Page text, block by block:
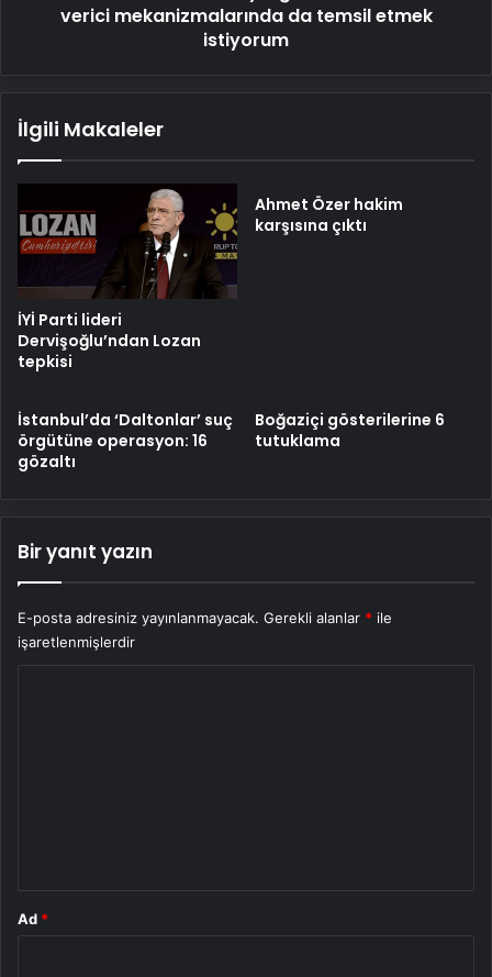
verici mekanizmalarında da temsil etmek
istiyorum
İlgili Makaleler
İYİ Parti lideri
Dervişoğlu’ndan Lozan
tepkisi
Ahmet Özer hakim
karşısına çıktı
İstanbul’da ‘Daltonlar’ suç
örgütüne operasyon: 16
gözaltı
Boğaziçi gösterilerine 6
tutuklama
Bir yanıt yazın
E-posta adresiniz yayınlanmayacak. Gerekli alanlar * ile
işaretlenmişlerdir
Ad *